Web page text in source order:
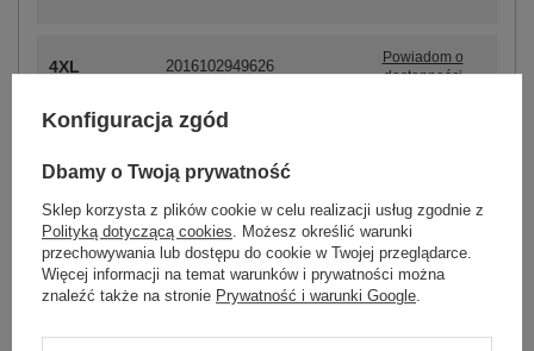
4XL 2016102949626
Powiadom o
dostępności
ZALOGUJ SIĘ I ZOBACZ CENĘ
Masz pytanie? Chętnie pomożemy.
Zadzwoń+48 601 547 740 Zadaj pytanie
Konfiguracja zgód
Dbamy o Twoją prywatność
Sklep korzysta z plików cookie w celu realizacji usług zgodnie z
Polityką dotyczącą cookies . Możesz określić warunki
przechowywania lub dostępu do cookie w Twojej przeglądarce.
Więcej informacji na temat warunków i prywatności można
znaleźć także na stronie Prywatność i warunki Google